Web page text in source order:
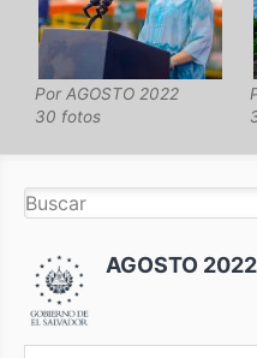
Por AGOSTO 2022
30 fotos
AGOSTO 2022